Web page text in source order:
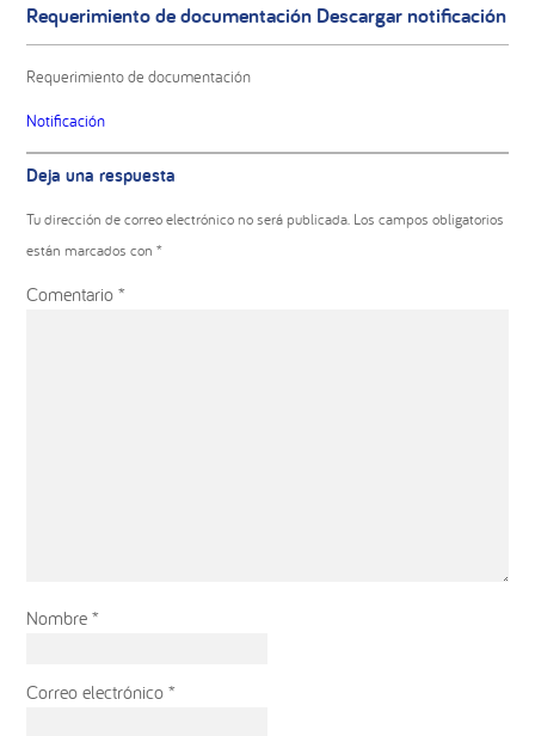
Requerimiento de documentación Descargar notificación
Requerimiento de documentación
Notificación
Interacciones
con
los
lectores
Deja una respuesta
Tu dirección de correo electrónico no será publicada. Los campos obligatorios
están marcados con*
Comentario*
Nombre*
Correo electrónico*